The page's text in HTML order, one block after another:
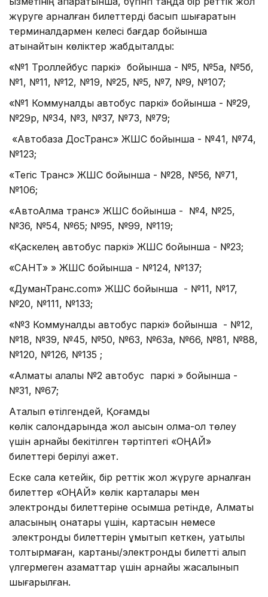
жүруге арналған билеттерді басып шығаратын
терминалдармен келесі бағдар бойынша
қатынайтын көліктер жабдықталды:
«№1 Троллейбус паркі» бойынша - №5, №5а, №5б,
№1, №11, №12, №19, №25, №5, №7, №9, №107;
«№1 Коммуналды автобус паркі» бойынша - №29,
№29р, №34, №3, №37, №73, №79;
«Автобаза ДосТранс» ЖШС бойынша - №41, №74,
№123;
«Тегіс Транс» ЖШС бойынша - №28, №56, №71,
№106;
«АвтоАлма транс» ЖШС бойынша - №4, №25,
№36, №54, №65; №95, №99, №119;
«Қаскелең автобус паркі» ЖШС бойынша - №23;
«САНТ» » ЖШС бойынша - №124, №137;
«ДуманТранс.com» ЖШС бойынша - №11, №17,
№20, №111, №133;
«№3 Коммуналды автобус паркі» бойынша - №12,
№18, №39, №45, №50, №63, №63а, №66, №81, №88,
№120, №126, №135 ;
«Алматы қалалық №2 автобус паркі » бойынша -
№31, №67;
Аталып өтілгендей, Қоғамдық
көлік салондарында жол ақысын қолма-қол төлеу
үшін арнайы бекітілген тәртіптегі «ОҢАЙ»
билеттері берілуі қажет.
Еске сала кетейік, бір реттік жол жүруге арналған
билеттер «ОҢАЙ» көлік карталары мен
электронды билеттеріне қосымша ретінде, Алматы
қаласының қонақтары үшін, картасын немесе
электронды билеттерін ұмытып кеткен, уақтылы
толтырмаған, картаны/электронды билетті алып
үлгермеген азаматтар үшін арнайы жасалынып
шығарылған.